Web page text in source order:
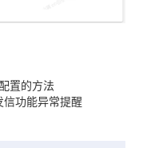
置的方法
功能异常提醒